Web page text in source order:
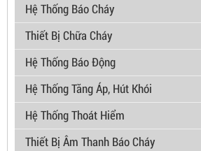
Hệ Thống Báo Cháy
Thiết Bị Chữa Cháy
Hệ Thống Báo Động
Hệ Thống Tăng Áp, Hút Khói
Hệ Thống Thoát Hiểm
Thiết Bị Âm Thanh Báo Cháy